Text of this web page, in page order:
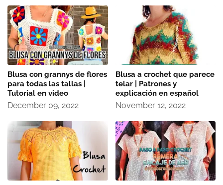
Blusa con grannys de flores
para todas las tallas |
Tutorial en video
December 09, 2022
Blusa a crochet que parece
telar | Patrones y
explicación en español
November 12, 2022